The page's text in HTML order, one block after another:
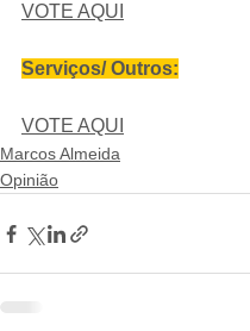
VOTE AQUI
Serviços/ Outros:
VOTE AQUI
Marcos Almeida
Opinião